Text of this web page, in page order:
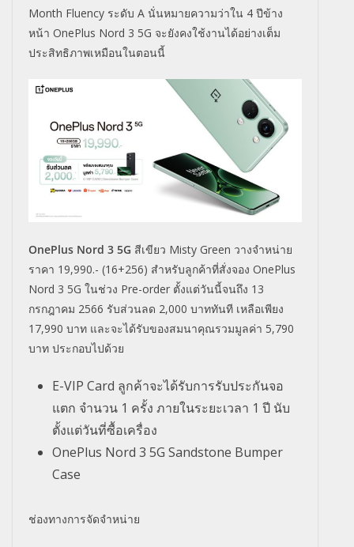
Month Fluency ระดับ A นั่นหมายความว่าใน 4 ปีข้าง
หน้า OnePlus Nord 3 5G จะยังคงใช้งานได้อย่างเต็ม
ประสิทธิภาพเหมือนในตอนนี้
OnePlus Nord 3 5G สีเขียว Misty Green วางจำหน่าย
ราคา 19,990.- (16+256) สำหรับลูกค้าที่สั่งจอง OnePlus
Nord 3 5G ในช่วง Pre-order ตั้งแต่วันนี้จนถึง 13
กรกฎาคม 2566 รับส่วนลด 2,000 บาททันที เหลือเพียง
17,990 บาท และจะได้รับของสมนาคุณรวมมูลค่า 5,790
บาท ประกอบไปด้วย
E-VIP Card ลูกค้าจะได้รับการรับประกันจอ
แตก จำนวน 1 ครั้ง ภายในระยะเวลา 1 ปี นับ
ตั้งแต่วันที่ซื้อเครื่อง
OnePlus Nord 3 5G Sandstone Bumper
Case
ช่องทางการจัดจำหน่าย